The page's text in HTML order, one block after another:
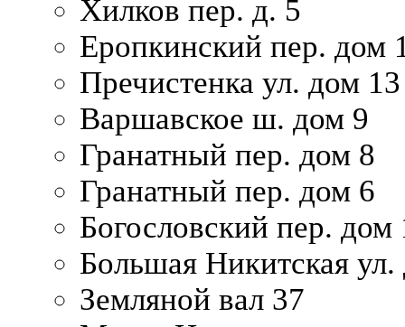
Хилков пер. д. 5
Еропкинский пер. дом
Пречистенка ул. дом 13
Варшавское ш. дом 9
Гранатный пер. дом 8
Гранатный пер. дом 6
Богословский пер.
Большая Никитская
Земляной вал 37